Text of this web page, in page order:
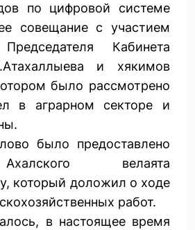
по цифровой ­системе
совещание с участием
Кабинета
и хякимов
было рассмотрено
в аграрном секторе и
было предоставлено
велаята
который доложил о ходе
работ.
в настоящее время